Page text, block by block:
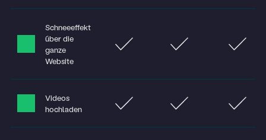
Schneeeffekt
über die
ganze
Website
Videos
hochladen